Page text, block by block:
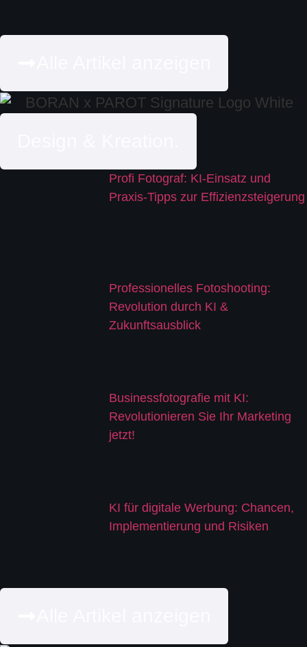
Profi Fotograf: KI-Einsatz und
Praxis-Tipps zur Effizienzsteigerung
Professionelles Fotoshooting:
Revolution durch KI &
Zukunftsausblick
Businessfotografie mit KI:
Revolutionieren Sie Ihr Marketing
jetzt!
KI für digitale Werbung: Chancen,
Implementierung und Risiken